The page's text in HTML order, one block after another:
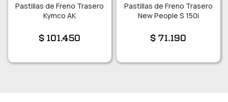
Pastillas de Freno Trasero
Kymco AK
$101.450
Pastillas de Freno Trasero
New People S 150i
$71.190